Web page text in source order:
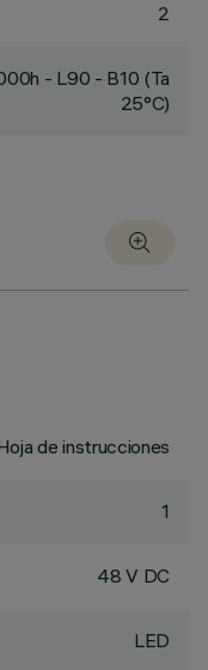
2
- L90 - B10 (Ta
25°C)
de instrucciones
1
48 V DC
LED